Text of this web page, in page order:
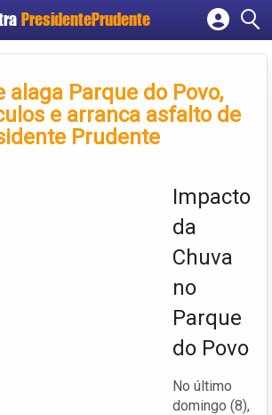
PresidentePrudente
Cadastrar empresa
Criar conta
alaga Parque do Povo,
e arranca asfalto de
Prudente
Impacto
da
Chuva
no
Parque
do Povo
No último
domingo (8),